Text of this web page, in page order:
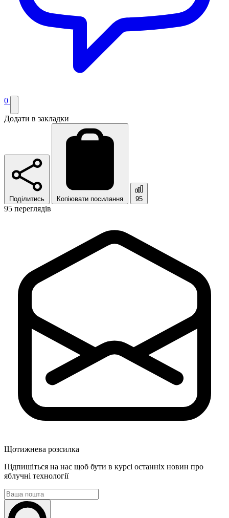
0
Додати в закладки
Поділитись Копіювати посилання 95
95 переглядів
Щотижнева розсилка
Підпишіться на нас щоб бути в курсі останніх новин про
яблучні технології